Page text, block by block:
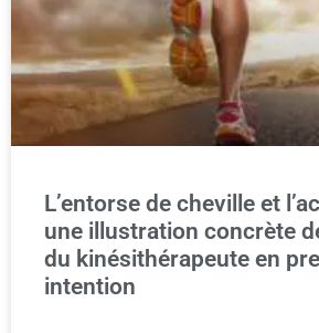
L’entorse de cheville et
une illustration concrète
du kinésithérapeute en
intention